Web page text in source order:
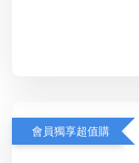
會員獨享超值購